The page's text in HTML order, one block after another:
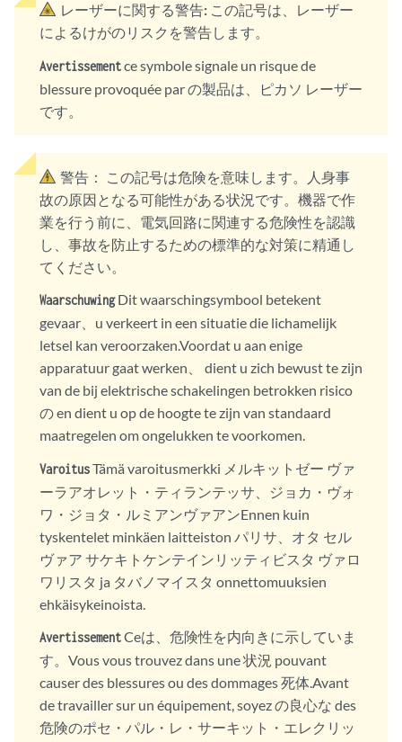
レーザーに関する警告: この記号は、レーザー
によるけがのリスクを警告します。
Avertissementce symbole signale un risque de
blessure provoquée par の製品は、ピカソ レーザー
です。
警告：
この記号は危険を意味します。人身事
故の原因となる可能性がある状況です。機器で作
業を行う前に、電気回路に関連する危険性を認識
し、事故を防止するための標準的な対策に精通し
てください。
WaarschuwingDit waarschingsymbool betekent
gevaar、u verkeert in een situatie die lichamelijk
letsel kan veroorzaken.Voordat u aan enige
apparatuur gaat werken、 dient u zich bewust te zijn
van de bij elektrische schakelingen betrokken risico
の en dient u op de hoogte te zijn van standaard
maatregelen om ongelukken te voorkomen.
VaroitusTämä varoitusmerkki メルキットゼー ヴァ
ーラアオレット・ティランテッサ、ジョカ・ヴォ
ワ・ジョタ・ルミアンヴァアンEnnen kuin
tyskentelet minkäen laitteiston パリサ、オタ セル
ヴァア サケキトケンテインリッティビスタ ヴァロ
ワリスタ ja タバノマイスタ onnettomuuksien
ehkäisykeinoista.
AvertissementCeは、危険性を内向きに示していま
す。Vous vous trouvez dans une 状況 pouvant
causer des blessures ou des dommages 死体.Avant
de travailler sur un équipement, soyez の良心な des
危険のポセ・パル・レ・サーキット・エレクリッ